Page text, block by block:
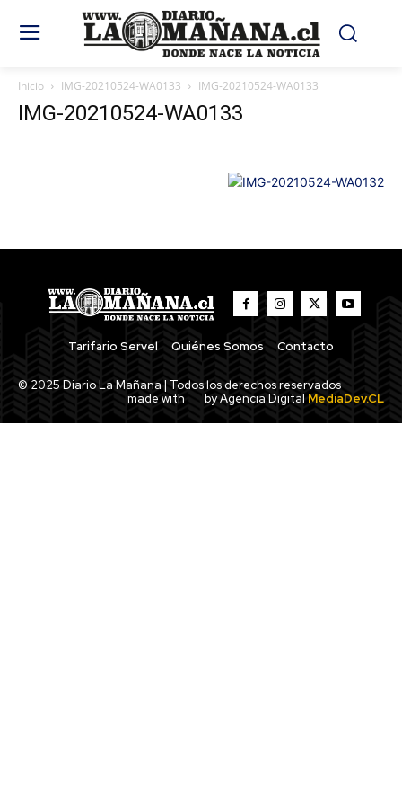
Inicio IMG-20210524-WA0133 IMG-20210524-WA0133
IMG-20210524-WA0133
Tarifario Servel Quiénes Somos Contacto
© 2025 Diario La Mañana | Todos los derechos reservados
made with
by Agencia Digital MediaDev.CL